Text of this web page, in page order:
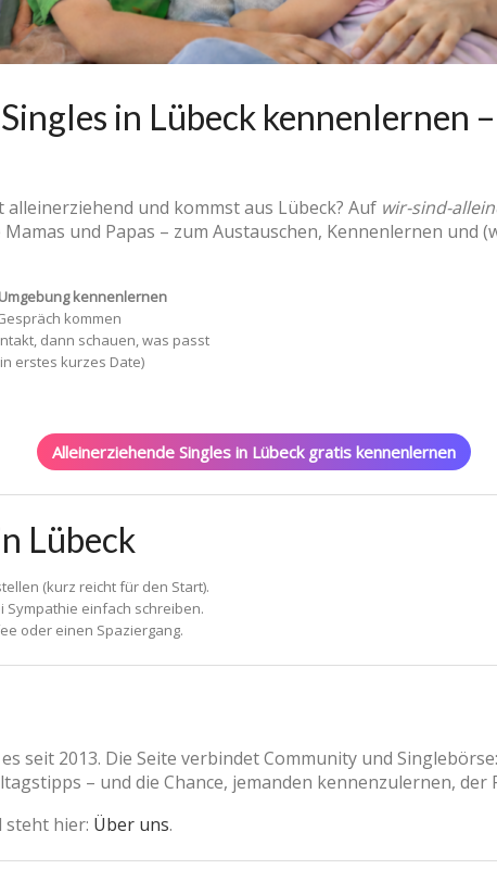
in Lübeck kennenlernen
alleinerziehend und kommst aus Lübeck? Auf wir-sind-
und Papas – zum Austauschen, Kennenlernen und
kennenlernen
kommen
dann schauen, was passt
erstes kurzes Date)
Alleinerziehende Singles in Lübeck gratis kennenlernen
Lübeck
(kurz reicht für den Start).
Sympathie einfach schreiben.
oder einen Spaziergang.
seit 2013. Die Seite verbindet Community und
– und die Chance, jemanden kennenzulernen, der
steht hier: Über uns.